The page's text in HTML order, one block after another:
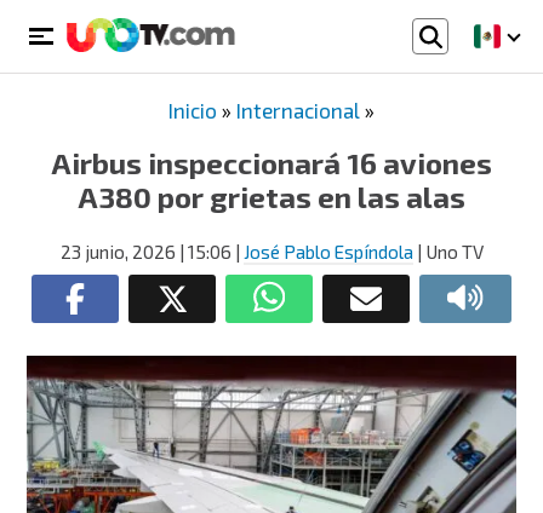
Inicio » Internacional »
Airbus inspeccionará 16 aviones
A380 por grietas en las alas
23 junio, 2026 | 15:06 | José Pablo Espíndola | Uno TV